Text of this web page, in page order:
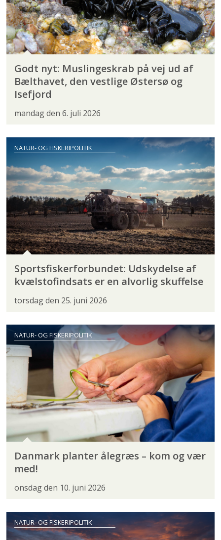
Godt nyt: Muslingeskrab på vej ud af
Bælthavet, den vestlige Østersø og
Isefjord
mandag den 6. juli 2026
NATUR- OG FISKERIPOLITIK
Sportsfiskerforbundet: Udskydelse af
kvælstofindsats er en alvorlig skuffelse
torsdag den 25. juni 2026
NATUR- OG FISKERIPOLITIK
Danmark planter ålegræs – kom og vær
med!
onsdag den 10. juni 2026
NATUR- OG FISKERIPOLITIK